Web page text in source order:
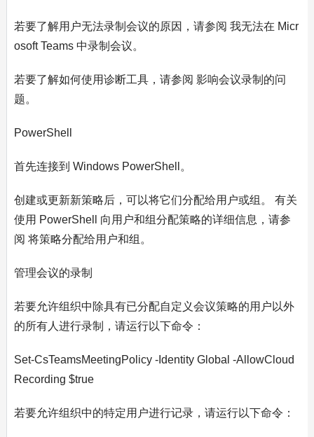
若要了解用户无法录制会议的原因，请参阅 我无法在 Micr
osoft Teams 中录制会议。
若要了解如何使用诊断工具，请参阅 影响会议录制的问
题。
PowerShell
首先连接到 Windows PowerShell。
创建或更新新策略后，可以将它们分配给用户或组。 有关
使用 PowerShell 向用户和组分配策略的详细信息，请参
阅 将策略分配给用户和组。
管理会议的录制
若要允许组织中除具有已分配自定义会议策略的用户以外
的所有人进行录制，请运行以下命令：
Set-CsTeamsMeetingPolicy -Identity Global -AllowCloud
Recording $true
若要允许组织中的特定用户进行记录，请运行以下命令：